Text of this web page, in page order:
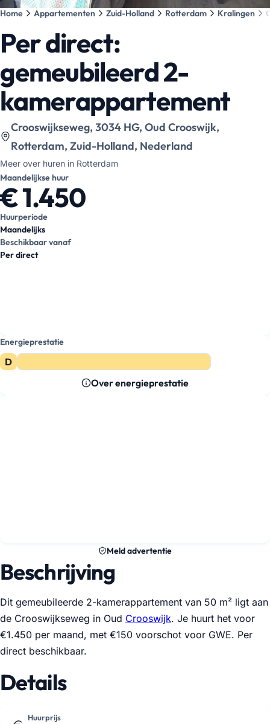
Home Appartementen Zuid-Holland Rotterdam Kralingen
Per direct:
gemeubileerd 2-
kamerappartement
Bekijk locatie op kaart :
Crooswijkseweg, 3034 HG, Oud Crooswijk,
Rotterdam, Zuid-Holland, Nederland
Meer over huren in Rotterdam
Maandelijkse huur
€ 1.450
Huurperiode
Maandelijks
Beschikbaar vanaf
Per direct
Energieprestatie
D
Over energieprestatie
Meld advertentie
Beschrijving
Dit gemeubileerde 2-kamerappartement van 50 m² ligt aan
de Crooswijkseweg in Oud Crooswijk. Je huurt het voor
€1.450 per maand, met €150 voorschot voor GWE. Per
direct beschikbaar.
Details
Huurprijs